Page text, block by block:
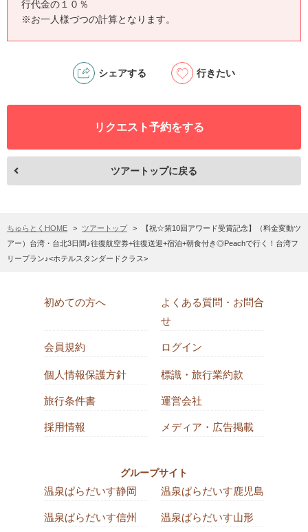
行代金の１０％
※お一人様づつの計算となります。
シェアする 行きたい
リクエスト予約をする
ツアートップに戻る
ちゅらとくHOME ツアートップ
【祝☆第10回アワード受賞記念】（料金変動ツ
アー）台湾・台北3日間♪往復航空券+往復送迎+宿泊+朝食付き◎Peachで行く！台湾フ
リープラン♪<ホテルスタンダードクラス>
初めての方へ
よくある質問・お問合
せ
会員規約 ログイン
個人情報保護方針 標識・旅行業約款
旅行条件書 運営会社
採用情報 メディア・広告掲載
グループサイト
温泉ぱらだいす静岡 温泉ぱらだいす鹿児島
温泉ぱらだいす信州 温泉ぱらだいす山形